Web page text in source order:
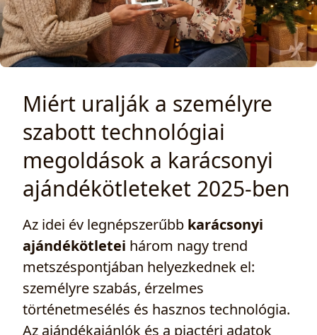
Miért uralják a személyre
szabott technológiai
megoldások a karácsonyi
ajándékötleteket 2025-ben
Az idei év legnépszerűbb karácsonyi
ajándékötletei három nagy trend
metszéspontjában helyezkednek el:
személyre szabás, érzelmes
történetmesélés és hasznos technológia.
Az ajándékajánlók és a piactéri adatok